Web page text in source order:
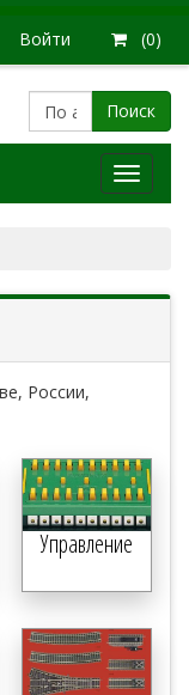
Войти (0)
Поиск
Модели
России,
Управление